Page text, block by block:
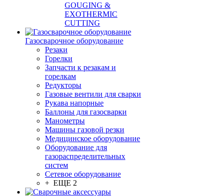
GOUGING &
EXOTHERMIC
CUTTING
Газосварочное оборудование
Резаки
Горелки
Запчасти к резакам и
горелкам
Редукторы
Газовые вентили для сварки
Рукава напорные
Баллоны для газосварки
Манометры
Машины газовой резки
Медицинское оборудование
Оборудование для
газораспределительных
систем
Сетевое оборудование
+ ЕЩЕ 2